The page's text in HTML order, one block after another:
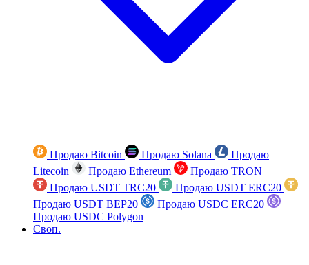
Продаю Bitcoin Продаю Solana
Продаю
Litecoin
Продаю Ethereum
Продаю TRON
Продаю USDT TRC20
Продаю USDT ERC20
Продаю USDT BEP20
Продаю USDC ERC20
Продаю USDC Polygon
Своп.